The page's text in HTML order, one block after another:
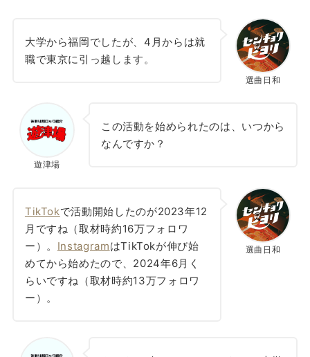
選曲日和
大学から福岡でしたが、4月からは就
職で東京に引っ越します。
遊津場
この活動を始められたのは、いつから
なんですか？
選曲日和
TikTokで活動開始したのが2023年12
月ですね（取材時約16万フォロワ
ー）。 InstagramはTikTokが伸び始
めてから始めたので、2024年6月く
らいですね（取材時約13万フォロワ
ー）。